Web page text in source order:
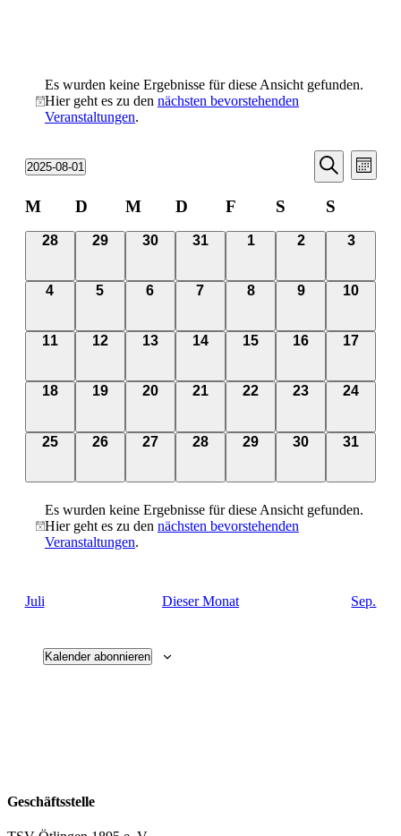
Es wurden keine Ergebnisse für diese Ansicht gefunden.
Hier geht es zu den nächsten bevorstehenden
Veranstaltungen.
Suche
und
Suche
Monat
2025-08-01
wählen.
Kalender
von
M D M D F S S
0
28
0
29
0
30
0
31
0
1
0
2
0
3
0
4
0
5
0
6
0
7
0
8
0
9
0
10
0
11
0
12
0
13
0
14
0
15
0
16
0
17
0
18
0
19
0
20
0
21
0
22
0
23
0
24
0
25
0
26
0
27
0
28
0
29
0
30
0
31
Es wurden keine Ergebnisse für diese Ansicht gefunden.
Hier geht es zu den nächsten bevorstehenden
Veranstaltungen.
Juli Dieser Monat Sep.
Kalender abonnieren
Geschäftsstelle